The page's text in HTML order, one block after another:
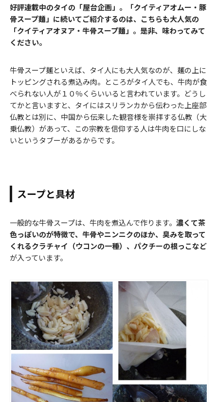
好評連載中のタイの「屋台企画」。「クイティアオムー・豚
骨スープ麺」に続いてご紹介するのは、こちらも大人気の
「クイティアオヌア・牛骨スープ麺」。是非、味わってみて
ください。
牛骨スープ麺といえば、タイ人にも大人気なのが、麺の上に
トッピングされる煮込み肉。ところがタイ人でも、牛肉が食
べられない人が１０％くらいいると言われています。どうし
てかと言いますと、タイにはスリランカから伝わった上座部
仏教とは別に、中国から伝来した観音様を崇拝する仏教（大
乗仏教）があって、この宗教を信仰する人は牛肉を口にしな
いというタブーがあるからです。
スープと具材
一般的な牛骨スープは、牛肉を煮込んで作ります。 濃くて茶
色っぽいのが特徴で、牛骨やニンニクのほか、臭みを取って
くれるクラチャイ（ウコンの一種）、パクチーの根っこなど
が入っています。